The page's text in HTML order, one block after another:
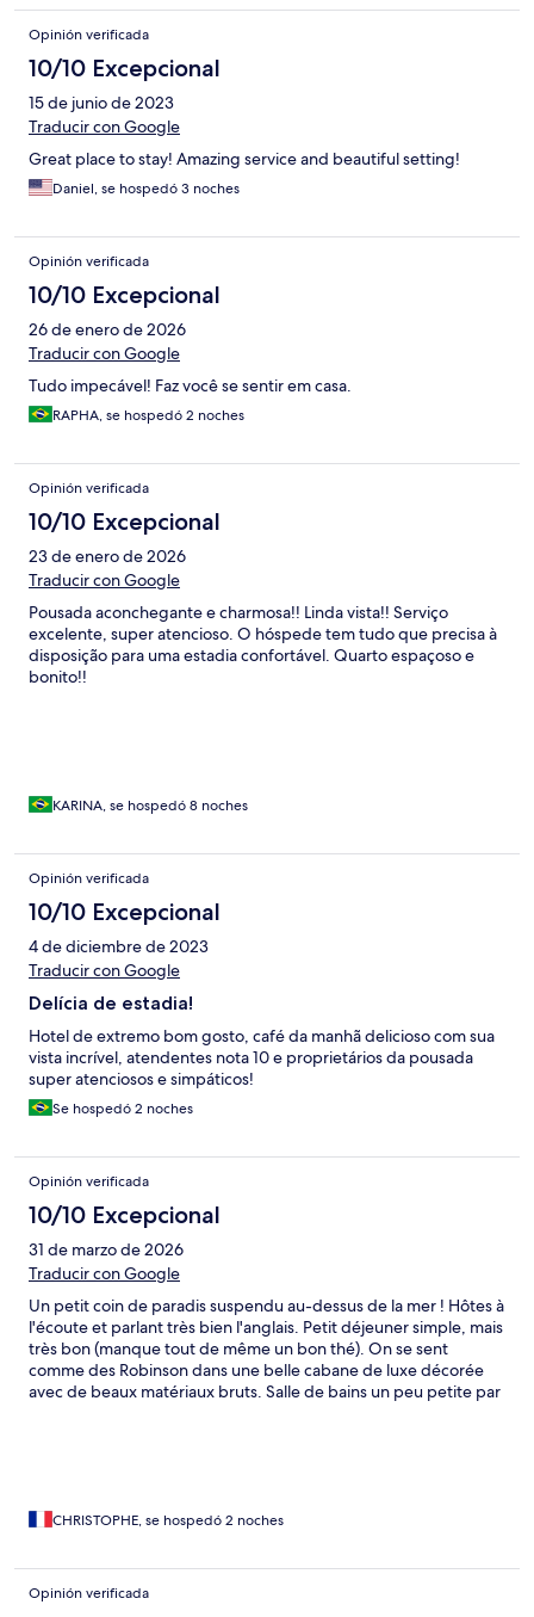
Opinión verificada
10/10 Excepcional
15 de junio de 2023
Traducir con Google
Great place to stay! Amazing service and beautiful setting!
Daniel, se hospedó 3 noches
Opinión verificada
10/10 Excepcional
26 de enero de 2026
Traducir con Google
Tudo impecável! Faz você se sentir em casa.
RAPHA, se hospedó 2 noches
Opinión verificada
10/10 Excepcional
23 de enero de 2026
Traducir con Google
Pousada aconchegante e charmosa!! Linda vista!! Serviço
excelente, super atencioso. O hóspede tem tudo que precisa à
disposição para uma estadia confortável. Quarto espaçoso e
bonito!!
KARINA, se hospedó 8 noches
Opinión verificada
10/10 Excepcional
4 de diciembre de 2023
Traducir con Google
Delícia de estadia!
Hotel de extremo bom gosto, café da manhã delicioso com sua
vista incrível, atendentes nota 10 e proprietários da pousada
super atenciosos e simpáticos!
Se hospedó 2 noches
Opinión verificada
10/10 Excepcional
31 de marzo de 2026
Traducir con Google
Un petit coin de paradis suspendu au-dessus de la mer ! Hôtes à
l'écoute et parlant très bien l'anglais. Petit déjeuner simple, mais
très bon (manque tout de même un bon thé). On se sent
comme des Robinson dans une belle cabane de luxe décorée
avec de beaux matériaux bruts. Salle de bains un peu petite par
CHRISTOPHE, se hospedó 2 noches
Opinión verificada